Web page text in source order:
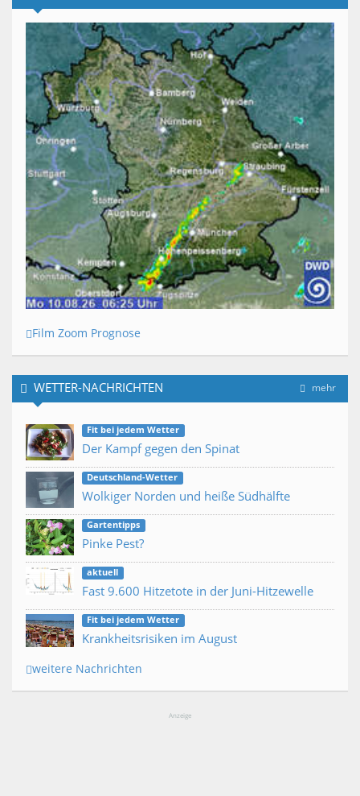
Film Zoom Prognose
mehr
WETTER-NACHRICHTEN
Fit bei jedem Wetter
Der Kampf gegen den Spinat
Deutschland-Wetter
Wolkiger Norden und heiße Südhälfte
Gartentipps
Pinke Pest?
aktuell
Fast 9.600 Hitzetote in der Juni-Hitzewelle
Fit bei jedem Wetter
Krankheitsrisiken im August
weitere Nachrichten
Anzeige